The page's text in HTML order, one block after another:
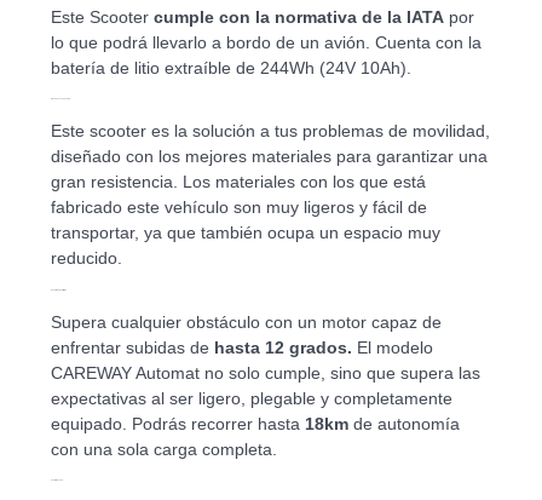
Este Scootercumple con la normativa de la IATA por
lo que podrá llevarlo a bordo de un avión. Cuenta con la
batería de litio extraíble de 244Wh (24V 10Ah).
Este scooter es la solución a tus problemas de movilidad,
diseñado con los mejores materiales para garantizar una
gran resistencia. Los materiales con los que está
fabricado este vehículo son muy ligeros y fácil de
transportar, ya que también ocupa un espacio muy
reducido.
Supera cualquier obstáculo con un motor capaz de
enfrentar subidas de hasta 12 grados. El modelo
CAREWAY Automat no solo cumple, sino que supera las
expectativas al ser ligero, plegable y completamente
equipado. Podrás recorrer hasta 18km de autonomía
con una sola carga completa.